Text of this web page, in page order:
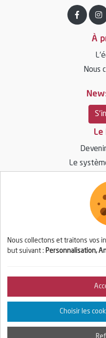
À
Nous
Le
Le
Vos
Se
Nous collectons et traitons vos
but suivant : Personnalisation,
Choisir les